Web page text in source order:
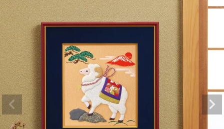
よくあるご質問
すべての商品
新着商品
診断チャート
ジャンルで選ぶ